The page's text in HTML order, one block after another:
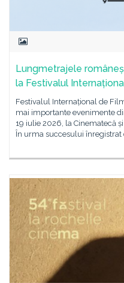
Lungmetrajele
la Festivalul
Festivalul Internațional de
mai importante evenimente
19 iulie 2026, la Cinematecă
În urma succesului